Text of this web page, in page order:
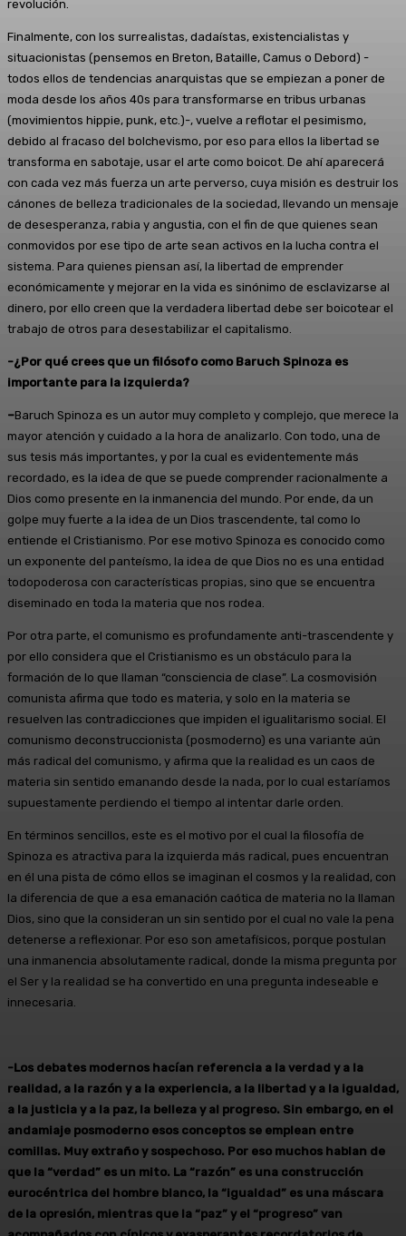
revolución.
Finalmente, con los surrealistas, dadaístas, existencialistas y
situacionistas (pensemos en Breton, Bataille, Camus o Debord) -
todos ellos de tendencias anarquistas que se empiezan a poner de
moda desde los años 40s para transformarse en tribus urbanas
(movimientos hippie, punk, etc.)-, vuelve a reflotar el pesimismo,
debido al fracaso del bolchevismo, por eso para ellos la libertad se
transforma en sabotaje, usar el arte como boicot. De ahí aparecerá
con cada vez más fuerza un arte perverso, cuya misión es destruir los
cánones de belleza tradicionales de la sociedad, llevando un mensaje
de desesperanza, rabia y angustia, con el fin de que quienes sean
conmovidos por ese tipo de arte sean activos en la lucha contra el
sistema. Para quienes piensan así, la libertad de emprender
económicamente y mejorar en la vida es sinónimo de esclavizarse al
dinero, por ello creen que la verdadera libertad debe ser boicotear el
trabajo de otros para desestabilizar el capitalismo.
-¿Por qué crees que un filósofo como Baruch Spinoza es
importante para la izquierda?
–Baruch Spinoza es un autor muy completo y complejo, que merece la
mayor atención y cuidado a la hora de analizarlo. Con todo, una de
sus tesis más importantes, y por la cual es evidentemente más
recordado, es la idea de que se puede comprender racionalmente a
Dios como presente en la inmanencia del mundo. Por ende, da un
golpe muy fuerte a la idea de un Dios trascendente, tal como lo
entiende el Cristianismo. Por ese motivo Spinoza es conocido como
un exponente del panteísmo, la idea de que Dios no es una entidad
todopoderosa con características propias, sino que se encuentra
diseminado en toda la materia que nos rodea.
Por otra parte, el comunismo es profundamente anti-trascendente y
por ello considera que el Cristianismo es un obstáculo para la
formación de lo que llaman “consciencia de clase”. La cosmovisión
comunista afirma que todo es materia, y solo en la materia se
resuelven las contradicciones que impiden el igualitarismo social. El
comunismo deconstruccionista (posmoderno) es una variante aún
más radical del comunismo, y afirma que la realidad es un caos de
materia sin sentido emanando desde la nada, por lo cual estaríamos
supuestamente perdiendo el tiempo al intentar darle orden.
En términos sencillos, este es el motivo por el cual la filosofía de
Spinoza es atractiva para la izquierda más radical, pues encuentran
en él una pista de cómo ellos se imaginan el cosmos y la realidad, con
la diferencia de que a esa emanación caótica de materia no la llaman
Dios, sino que la consideran un sin sentido por el cual no vale la pena
detenerse a reflexionar. Por eso son ametafísicos, porque postulan
una inmanencia absolutamente radical, donde la misma pregunta por
el Ser y la realidad se ha convertido en una pregunta indeseable e
innecesaria.
-Los debates modernos hacían referencia a la verdad y a la
realidad, a la razón y a la experiencia, a la libertad y a la igualdad,
a la justicia y a la paz, la belleza y al progreso. Sin embargo, en el
andamiaje posmoderno esos conceptos se emplean entre
comillas. Muy extraño y sospechoso. Por eso muchos hablan de
que la “verdad” es un mito. La “razón” es una construcción
eurocéntrica del hombre blanco, la “igualdad” es una máscara
de la opresión, mientras que la “paz” y el “progreso” van